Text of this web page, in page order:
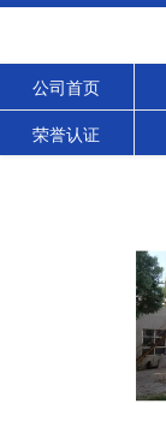
公司首页
荣誉认证